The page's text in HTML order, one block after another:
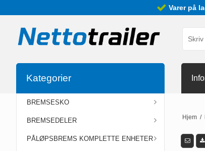
Varer på
Kategorier
BREMSESKO
BREMSEDELER
PÅLØPSBREMS KOMPLETTE ENHETER
Hjem /